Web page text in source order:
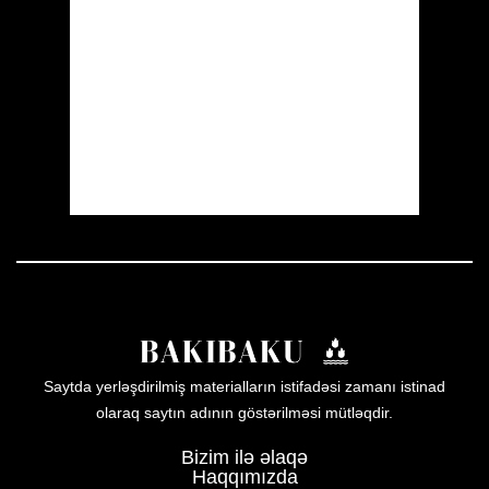
Saytda yerləşdirilmiş materialların istifadəsi zamanı istinad
olaraq saytın adının göstərilməsi mütləqdir.
Bizim ilə əlaqə
Haqqımızda